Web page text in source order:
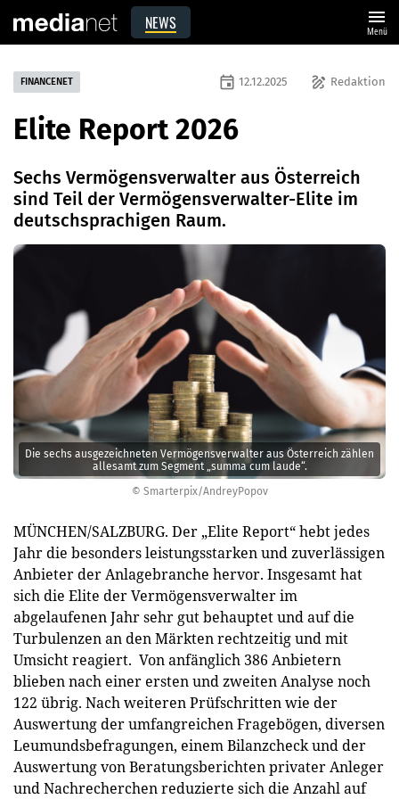
NEWS menu
Menü
© Smarterpix/AndreyPopov
Die sechs ausgezeichneten Vermögensverwalter aus Österreich zählen
allesamt zum Segment „summa cum laude“.
FINANCENET draw Redaktion
event 12.12.2025
Elite Report 2026
Sechs Vermögensverwalter aus Österreich
sind Teil der Vermögensverwalter-Elite im
deutschsprachigen Raum.
MÜNCHEN/SALZBURG. Der „Elite Report“ hebt jedes
Jahr die besonders leistungsstarken und zuverlässigen
Anbieter der Anlagebranche hervor. Insgesamt hat
sich die Elite der Vermögensverwalter im
abgelaufenen Jahr sehr gut behauptet und auf die
Turbulenzen an den Märkten rechtzeitig und mit
Umsicht reagiert. Von anfänglich 386 Anbietern
blieben nach einer ersten und zweiten Analyse noch
122 übrig. Nach weiteren Prüfschritten wie der
Auswertung der umfangreichen Fragebögen, diversen
Leumundsbefragungen, einem Bilanzcheck und der
Auswertung von Beratungsberichten privater Anleger
und Nachrecherchen reduzierte sich die Anzahl auf